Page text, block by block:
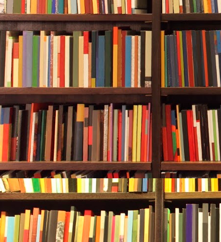
截屏核销等违反活动规则的情形。
Q24：企业提交的承诺书有什么要求？
企业在报名时提交的承诺书，盖
人资格，分公司等分支机构、单
总部或总公司统一报名。
Q25：企业报名后如何获悉报名是否成功？
企业报名后，资质初审结果和三
终端的情况可在报名平台查询。
的短信了解审核进展情况。